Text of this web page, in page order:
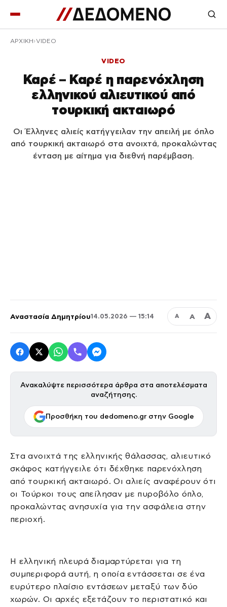
ΑΡΧΙΚΉ VIDEO
VIDEO
Καρέ – Καρέ η παρενόχληση
ελληνικού αλιευτικού από
τουρκική ακταιωρό
Οι Έλληνες αλιείς κατήγγειλαν την απειλή με όπλο
από τουρκική ακταιωρό στα ανοιχτά, προκαλώντας
ένταση με αίτημα για διεθνή παρέμβαση.
Αναστασία Δημητρίου14.05.2026 — 15:14 Α Α Α
Ανακαλύψτε περισσότερα άρθρα στα αποτελέσματα
αναζήτησης.
Προσθήκη του dedomeno.gr στην Google
Στα ανοιχτά της ελληνικής θάλασσας, αλιευτικό
σκάφος κατήγγειλε ότι δέχθηκε παρενόχληση
από τουρκική ακταιωρό. Οι αλιείς αναφέρουν ότι
οι Τούρκοι τους απείλησαν με πυροβόλο όπλο,
προκαλώντας ανησυχία για την ασφάλεια στην
περιοχή.
Η ελληνική πλευρά διαμαρτύρεται για τη
συμπεριφορά αυτή, η οποία εντάσσεται σε ένα
ευρύτερο πλαίσιο εντάσεων μεταξύ των δύο
χωρών. Οι αρχές εξετάζουν το περιστατικό και